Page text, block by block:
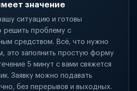
значение
ситуацию и готовы
решить проблему с
средством. Всё, что нужно
это заполнить простую форму
5 минут с вами свяжется
Заявку можно подавать
без перерывов и выходных.